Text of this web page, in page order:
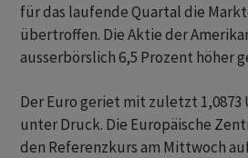
für das laufende Quartal die
übertroffen. Die Aktie der
ausserbörslich 6,5 Prozent höher
Der Euro geriet mit zuletzt 1,0873
unter Druck. Die Europäische
den Referenzkurs am Mittwoch